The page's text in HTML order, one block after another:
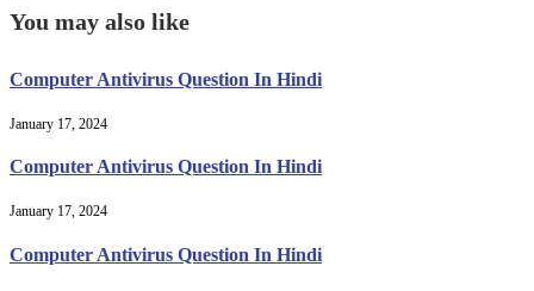
You may also like
Computer Antivirus Question In Hindi
January 17, 2024
Computer Antivirus Question In Hindi
January 17, 2024
Computer Antivirus Question In Hindi